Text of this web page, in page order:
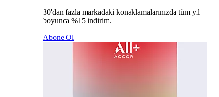
30'dan fazla markadaki konaklamalarınızda tüm yıl
boyunca %15 indirim.
Abone Ol